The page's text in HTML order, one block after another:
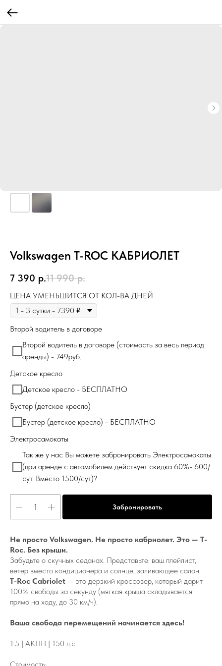
Volkswagen T-ROC КАБРИОЛЕТ
7 390 р.11 990 р.
ЦЕНА УМЕНЬШИТСЯ ОТ КОЛ-ВА ДНЕЙ
Второй водитель в договоре
Второй водитель в договоре (стоимость за весь период
аренды) - 749руб.
Детское кресло
Детское кресло - БЕСПЛАТНО
Бустер (детское кресло)
Бустер (детское кресло) - БЕСПЛАТНО
Электросамокаты
Так же у нас Вы можете забронировать Электросамокаты
(при аренде с автомобилем действует скидка 60%- 600/
сут. Вместо 1500/сут)?
Забронировать
Не просто Volkswagen. Не просто кабриолет. Это — Т-
Roc. Без крыши.
Забудьте о скучных седанах. Представьте: ваш плейлист,
ветер вместо кондиционера и солнце, заливающее салон.
Т-Roc Cabriolet — это дерзкий кроссовер, который дарит
100% свободы за секунду (мягкая крыша складывается
прямо на ходу, до 30 км/ч).
Ваша свобода перемещений начинается здесь!
1.5 | АКПП | 150 л.с.